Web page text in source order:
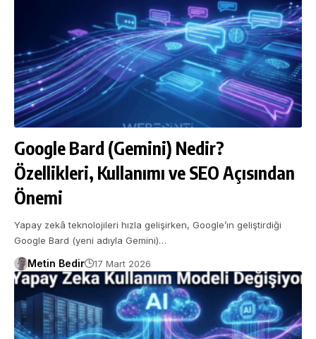
Google Bard (Gemini) Nedir?
Özellikleri, Kullanımı ve SEO Açısından
Önemi
Yapay zekâ teknolojileri hızla gelişirken, Google’ın geliştirdiği
Google Bard (yeni adıyla Gemini)…
Metin Bedir 17 Mart 2026